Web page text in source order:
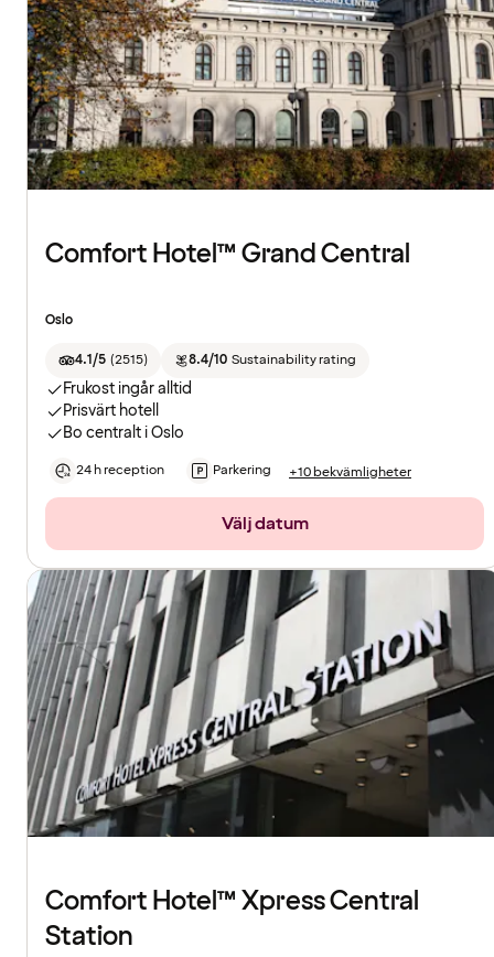
Comfort Hotel™ Grand Central
Oslo
4.1/5 (2515) 8.4/10 Sustainability rating
Frukost ingår alltid
Prisvärt hotell
Bo centralt i Oslo
24 h reception Parkering +10 bekvämligheter
Välj datum
Comfort Hotel™ Xpress Central
Station